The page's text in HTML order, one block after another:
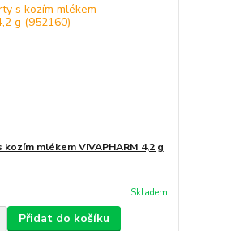
kozím mlékem VIVAPHARM 4,2 g
Skladem
Přidat do košíku